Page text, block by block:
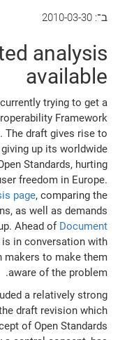
ב־:2010-03-30
analysis
available
trying to get a
Framework
The draft gives rise to
up its worldwide
Standards, hurting
freedom in Europe.
page, comparing the
as well as demands
Ahead of Document
is in conversation with
makers to make them
aware of the problem.
a relatively strong
draft revision which
of Open Standards